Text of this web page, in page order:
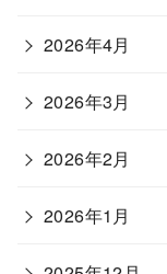
2026年4月
2026年3月
2026年2月
2026年1月